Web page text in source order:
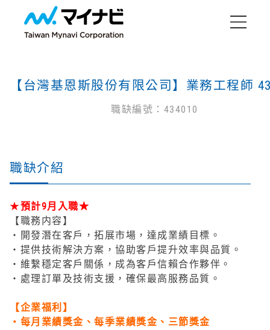
【台灣基恩斯股份有限公司】業務工程師
職缺編號：434010
職缺介紹
★預計9月入職★
【職務内容】
・開發潛在客戶，拓展市場，達成業績目標。
・提供技術解決方案，協助客戶提升效率與品質。
・維繫穩定客戶關係，成為客戶信賴合作夥伴。
・處理訂單及技術支援，確保最高服務品質。
【企業福利】
・每月業績獎金、每季業績獎金、三節獎金